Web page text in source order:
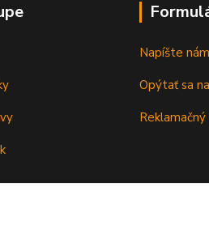
Napíšte nám
Opýtať sa